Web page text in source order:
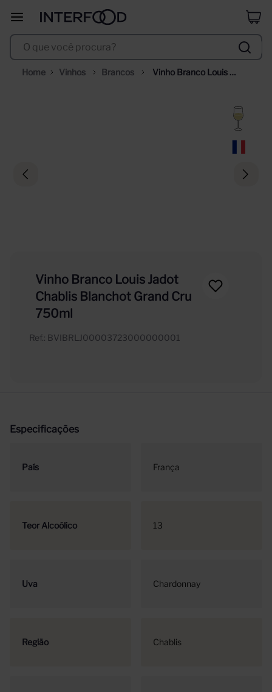
O que você procura?
Vinhos Brancos
Vinho Branco Louis
Vinho Branco Louis Jadot
Chablis Blanchot Grand Cru
750ml
Ref. : BVIBRLJ00003723000000001
Especificações
País França
Teor Alcoólico 13
Uva Chardonnay
Região Chablis
º selección
10ºcorpus astral